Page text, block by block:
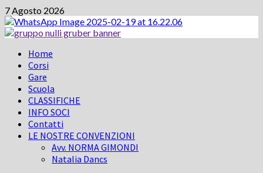
Vai
al
contenuto
7 Agosto 2026
Menu
principale
Home
Corsi
Gare
Scuola
CLASSIFICHE
INFO SOCI
Contatti
LE NOSTRE CONVENZIONI
Avv. NORMA GIMONDI
Natalia Dancs